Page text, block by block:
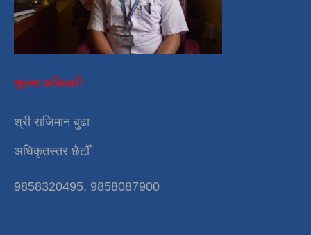
सूचना अधिकारी
श्री राजिमान बुढा
अधिकृतस्तर छैटौँ
9858320495, 9858087900